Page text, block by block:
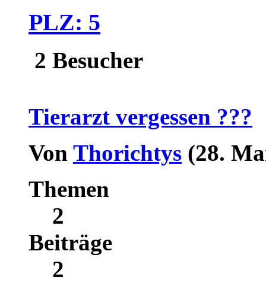
PLZ: 5
2 Besucher
Tierarzt vergessen ???
Von Thorichtys (28.
Themen
2
Beiträge
2